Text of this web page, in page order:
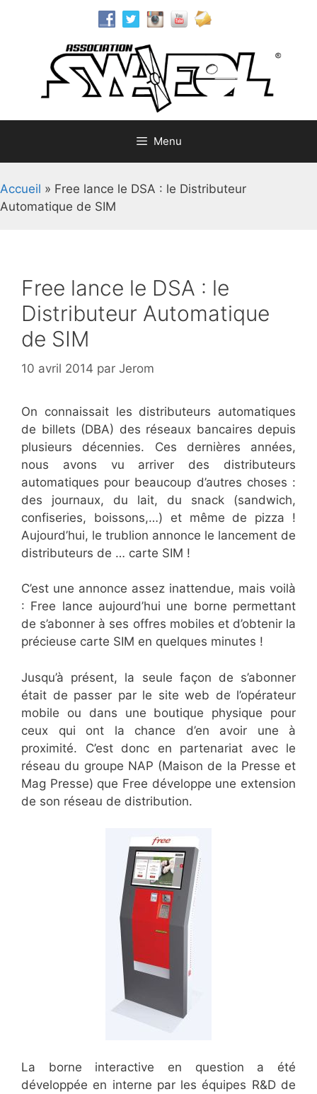
Menu
Accueil » Free lance le DSA : le Distributeur
Automatique de SIM
Free lance le DSA : le
Distributeur Automatique
de SIM
10 avril 2014 par Jerom
On connaissait les distributeurs automatiques
de billets (DBA) des réseaux bancaires depuis
plusieurs décennies. Ces dernières années,
nous avons vu arriver des distributeurs
automatiques pour beaucoup d’autres choses :
des journaux, du lait, du snack (sandwich,
confiseries, boissons,…) et même de pizza !
Aujourd’hui, le trublion annonce le lancement de
distributeurs de … carte SIM !
C’est une annonce assez inattendue, mais voilà
: Free lance aujourd’hui une borne permettant
de s’abonner à ses offres mobiles et d’obtenir la
précieuse carte SIM en quelques minutes !
Jusqu’à présent, la seule façon de s’abonner
était de passer par le site web de l’opérateur
mobile ou dans une boutique physique pour
ceux qui ont la chance d’en avoir une à
proximité. C’est donc en partenariat avec le
réseau du groupe NAP (Maison de la Presse et
Mag Presse) que Free développe une extension
de son réseau de distribution.
La borne interactive en question a été
développée en interne par les équipes R&D de